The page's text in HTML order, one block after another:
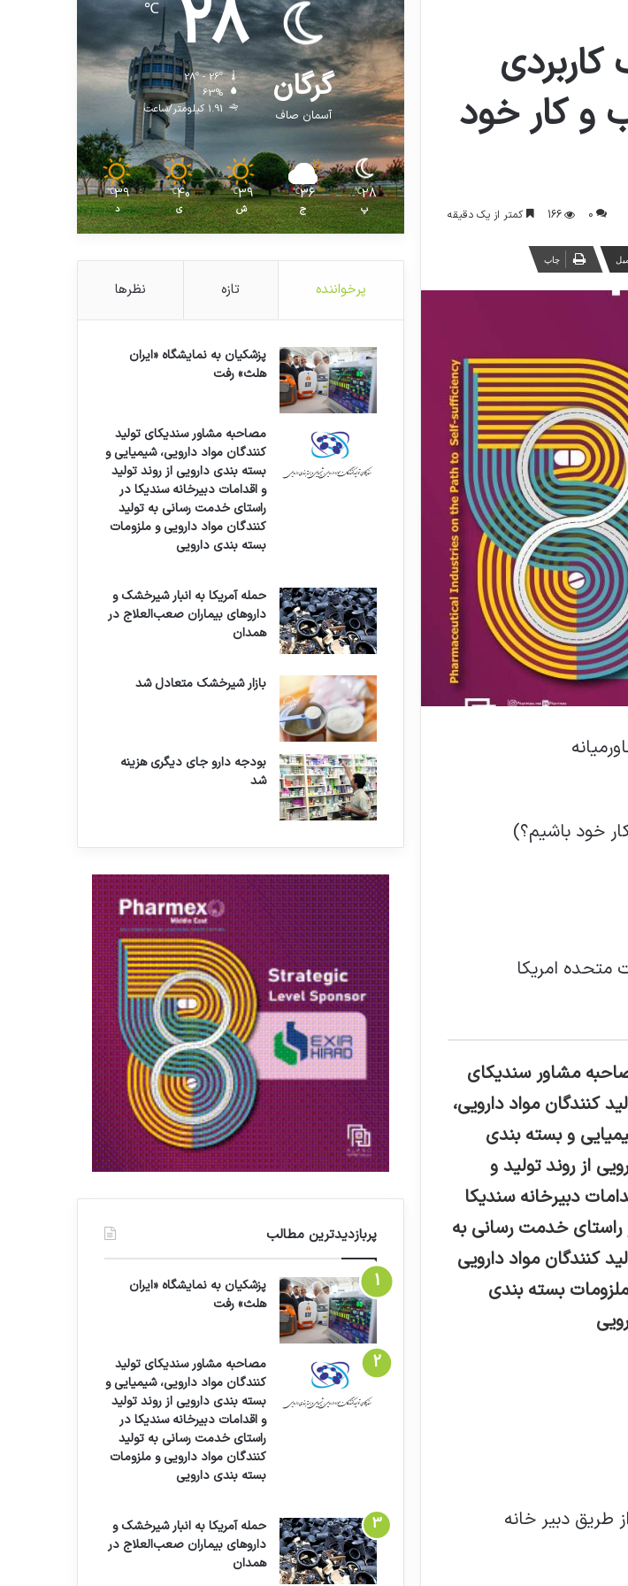
کاربردی
و کار خود
0
166 کمتر از یک دقیقه
چاپ
خود باشیم؟)
متحده امریکا
مشاور سندیکای
کنندگان مواد دارویی،
و بسته بندی
از روند تولید و
دبیرخانه سندیکا
راستای خدمت رسانی به
کنندگان مواد دارویی
بسته بندی
طریق دبیر خانه
گرگان
آسمان صاف
28
℃
28º - 26º
63%
1.91 کیلومتر/ساعت
28
℃
پ
36
℃
ج
39
℃
ش
40
℃
ی
39
℃
د
پرخواننده تازه نظرها
پزشکیان به نمایشگاه «ایران
هلث» رفت
مصاحبه مشاور سندیکای تولید
کنندگان مواد دارویی، شیمیایی و
بسته بندی دارویی از روند تولید
و اقدامات دبیرخانه سندیکا در
راستای خدمت رسانی به تولید
کنندگان مواد دارویی و ملزومات
بسته بندی دارویی
حمله آمریکا به انبار شیرخشک و
داروهای بیماران صعب‌العلاج در
همدان
بازار شیرخشک متعادل شد
بودجه دارو جای دیگری هزینه
شد
پربازدیدترین مطالب
پزشکیان به نمایشگاه «ایران
هلث» رفت
مصاحبه مشاور سندیکای تولید
کنندگان مواد دارویی، شیمیایی و
بسته بندی دارویی از روند تولید
و اقدامات دبیرخانه سندیکا در
راستای خدمت رسانی به تولید
کنندگان مواد دارویی و ملزومات
بسته بندی دارویی
حمله آمریکا به انبار شیرخشک و
داروهای بیماران صعب‌العلاج در
همدان